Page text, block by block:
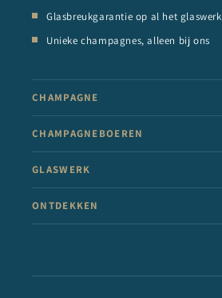
Glasbreukgarantie op al het glaswerk
Unieke champagnes, alleen bij ons
CHAMPAGNE
CHAMPAGNEBOEREN
GLASWERK
ONTDEKKEN